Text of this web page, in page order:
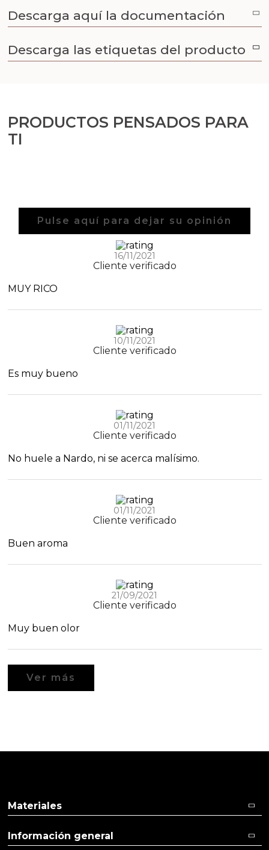
Descarga aquí la documentación
Descarga las etiquetas del producto
PRODUCTOS PENSADOS PARA
TI
Pulse aquí para dejar su opinión
16/11/2021
Cliente verificado
MUY RICO
10/11/2021
Cliente verificado
Es muy bueno
01/11/2021
Cliente verificado
No huele a Nardo, ni se acerca malísimo.
01/11/2021
Cliente verificado
Buen aroma
21/09/2021
Cliente verificado
Muy buen olor
Ver más
Materiales
Información general